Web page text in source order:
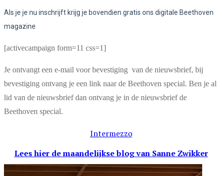
Als je je nu inschrijft krijg je bovendien gratis ons digitale Beethoven
magazine
[activecampaign form=11 css=1]
Je ontvangt een e-mail voor bevestiging van de nieuwsbrief, bij
bevestiging ontvang je een link naar de Beethoven special. Ben je al
lid van de nieuwsbrief dan ontvang je in de nieuwsbrief de
Beethoven special.
Intermezzo
Lees hier de maandelijkse blogvan Sanne Zwikker